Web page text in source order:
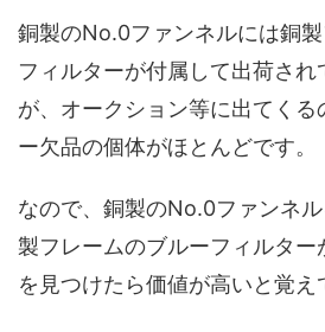
銅製のNo.0ファンネルには銅
フィルターが付属して出荷さ
が、オークション等に出てくる
ー欠品の個体がほとんどです。
なので、銅製のNo.0ファンネ
製フレームのブルーフィルタ
を見つけたら価値が高いと覚え